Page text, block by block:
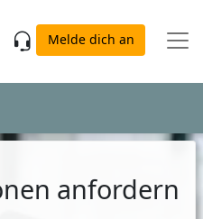
Melde dich an
anfordern